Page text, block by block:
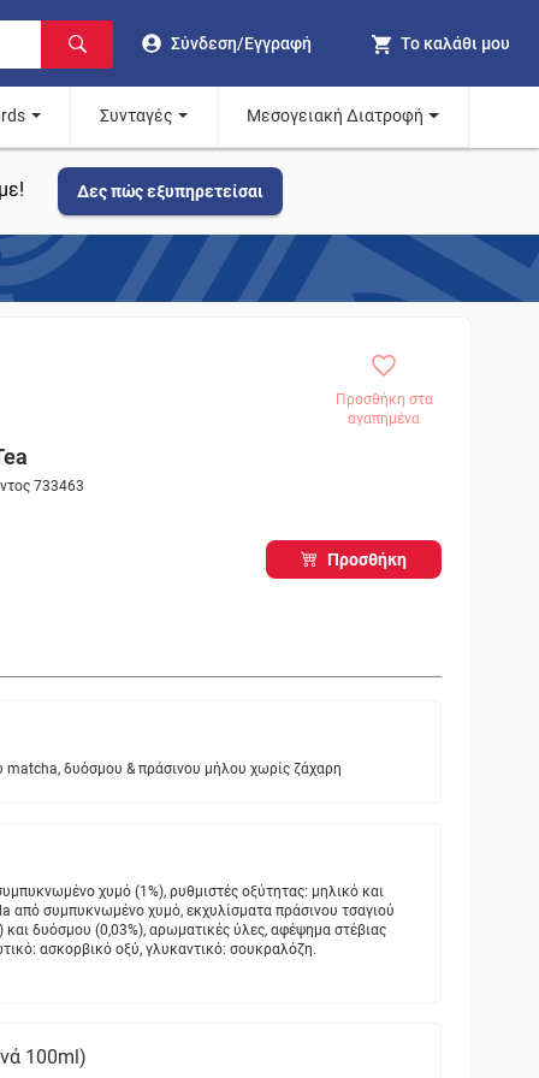
Σύνδεση/Εγγραφή Το καλάθι μου
Συνταγές Μεσογειακή Διατροφή
Δες πώς εξυπηρετείσαι
Προσθήκη στα
αγαπημένα
733463
Προσθήκη
matcha, δυόσμου & πράσινου μήλου χωρίς ζάχαρη
χυμό (1%), ρυθμιστές οξύτητας: μηλικό και
από συμπυκνωμένο χυμό, εκχυλίσματα πράσινου τσαγιού
και δυόσμου (0,03%), αρωματικές ύλες, αφέψημα στέβιας
ασκορβικό οξύ, γλυκαντικό: σουκραλόζη.
100ml)